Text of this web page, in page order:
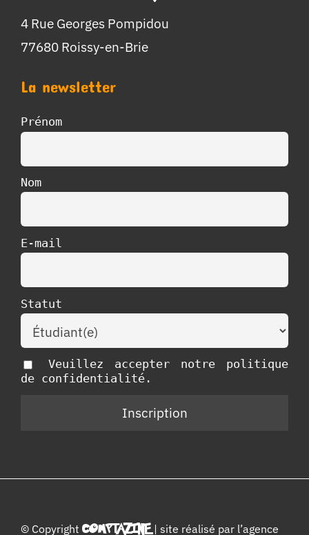
4 Rue Georges Pompidou
77680 Roissy-en-Brie
La newsletter
Prénom
Nom
E-mail
Statut
Veuillez accepter notre politique
de confidentialité.
© Copyright COMPTAZINE| site réalisé par l’agence